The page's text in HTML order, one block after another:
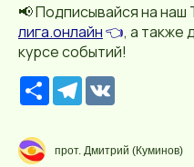
📢 Подписывайся на наш
лига.онлайн👈, а также
курсе событий!
Р
е
с
с
T
e
g
r
прот. Дмитрий (Куминов)